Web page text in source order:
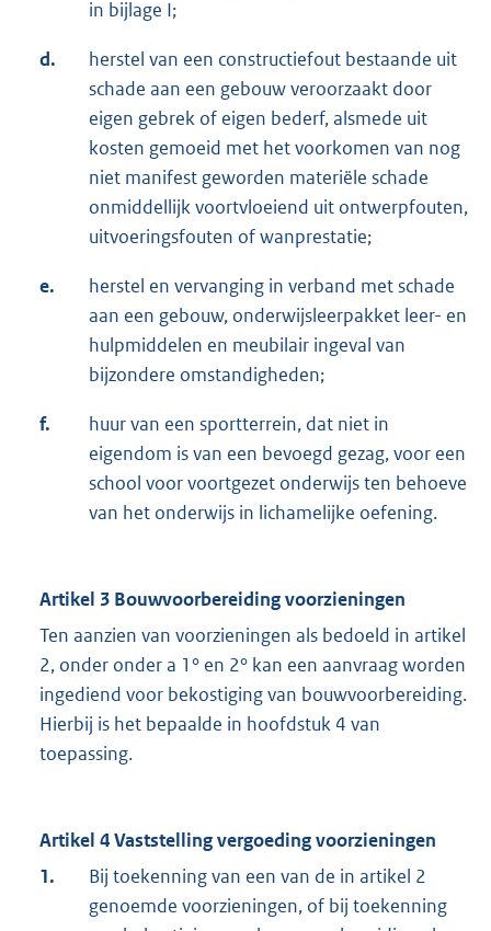
in bijlage I;
d.
herstel van een constructiefout bestaande uit
schade aan een gebouw veroorzaakt door
eigen gebrek of eigen bederf, alsmede uit
kosten gemoeid met het voorkomen van nog
niet manifest geworden materiële schade
onmiddellijk voortvloeiend uit ontwerpfouten,
uitvoeringsfouten of wanprestatie;
e.
herstel en vervanging in verband met schade
aan een gebouw, onderwijsleerpakket leer- en
hulpmiddelen en meubilair ingeval van
bijzondere omstandigheden;
f.
huur van een sportterrein, dat niet in
eigendom is van een bevoegd gezag, voor een
school voor voortgezet onderwijs ten behoeve
van het onderwijs in lichamelijke oefening.
Artikel 3 Bouwvoorbereiding voorzieningen
Ten aanzien van voorzieningen als bedoeld in artikel
2, onder onder a 1° en 2° kan een aanvraag worden
ingediend voor bekostiging van bouwvoorbereiding.
Hierbij is het bepaalde in hoofdstuk 4 van
toepassing.
Artikel 4 Vaststelling vergoeding voorzieningen
1.
Bij toekenning van een van de in artikel 2
genoemde voorzieningen, of bij toekenning